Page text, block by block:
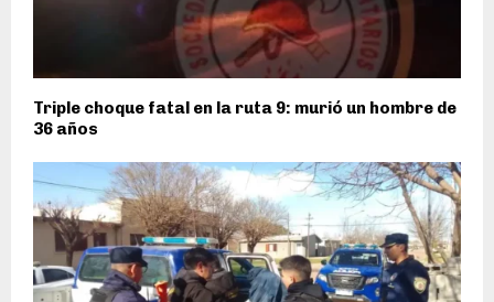
Triple choque fatal en la ruta 9: murió un hombre de
36 años